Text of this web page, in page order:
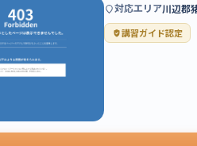
対応エリア川辺郡
講習ガイド認定